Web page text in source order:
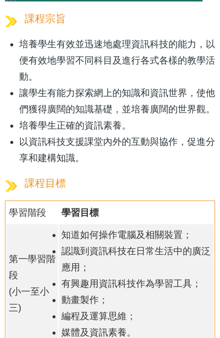
課程宗旨
培養學生有效並迅速地處理資訊科技的能力，以
便有效地學習不同科目及進行各式各樣的教學活
動。
讓學生有能力探索網上的知識和資訊世界，使他
們獲得廣闊的知識基礎，並培養廣闊的世界觀。
培養學生正確的資訊素養。
以資訊科技支援課堂內外的互動與協作，促進分
享和建構知識。
課程目標
學習階段 學習目標
第一學習階
段
(小一至小
三)
知道如何操作電腦及相關裝置；
認識到資訊科技在日常生活中的廣泛
應用；
有興趣用資訊科技作為學習工具；
動畫製作；
編程及運算思維；
媒體及資訊素養。